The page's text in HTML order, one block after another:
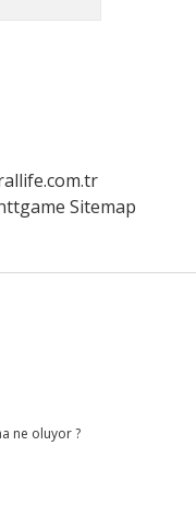
Sitemap
ne oluyor ?